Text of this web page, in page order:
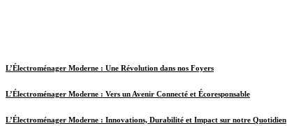
L’Électroménager Moderne : Une Révolution dans nos Foyers
L’Électroménager Moderne : Vers un Avenir Connecté et Écoresponsable
L’Électroménager Moderne : Innovations, Durabilité et Impact sur notre Quotidien